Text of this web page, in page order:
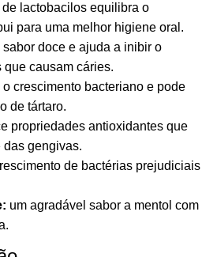
lactobacilos equilibra o
para uma melhor higiene oral.
doce e ajuda a inibir o
causam cáries.
o crescimento bacteriano e pode
de tártaro.
propriedades antioxidantes que
das gengivas.
de bactérias prejudiciais
um agradável sabor a mentol com